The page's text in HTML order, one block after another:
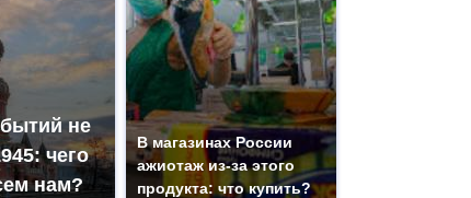
не
чего
нам?
В магазинах России
ажиотаж из-за этого
продукта: что купить?